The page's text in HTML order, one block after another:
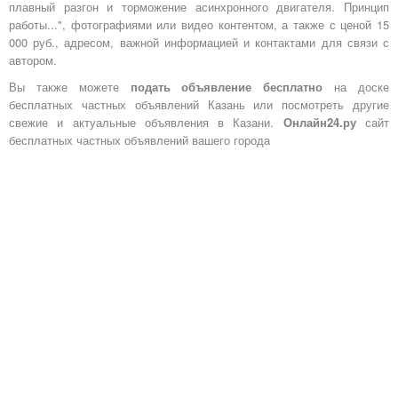
плавный разгон и торможение асинхронного двигателя. Принцип
работы...", фотографиями или видео контентом, а также с ценой 15
000 руб., адресом, важной информацией и контактами для связи с
автором.
Вы также можете подать объявление бесплатно на доске
бесплатных частных объявлений Казань или посмотреть другие
свежие и актуальные объявления в Казани. Онлайн24.русайт
бесплатных частных объявлений вашего города